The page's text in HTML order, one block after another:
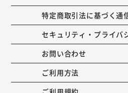
特定商取引法に基づく通
セキュリティ・プライバ
お問い合わせ
ご利用方法